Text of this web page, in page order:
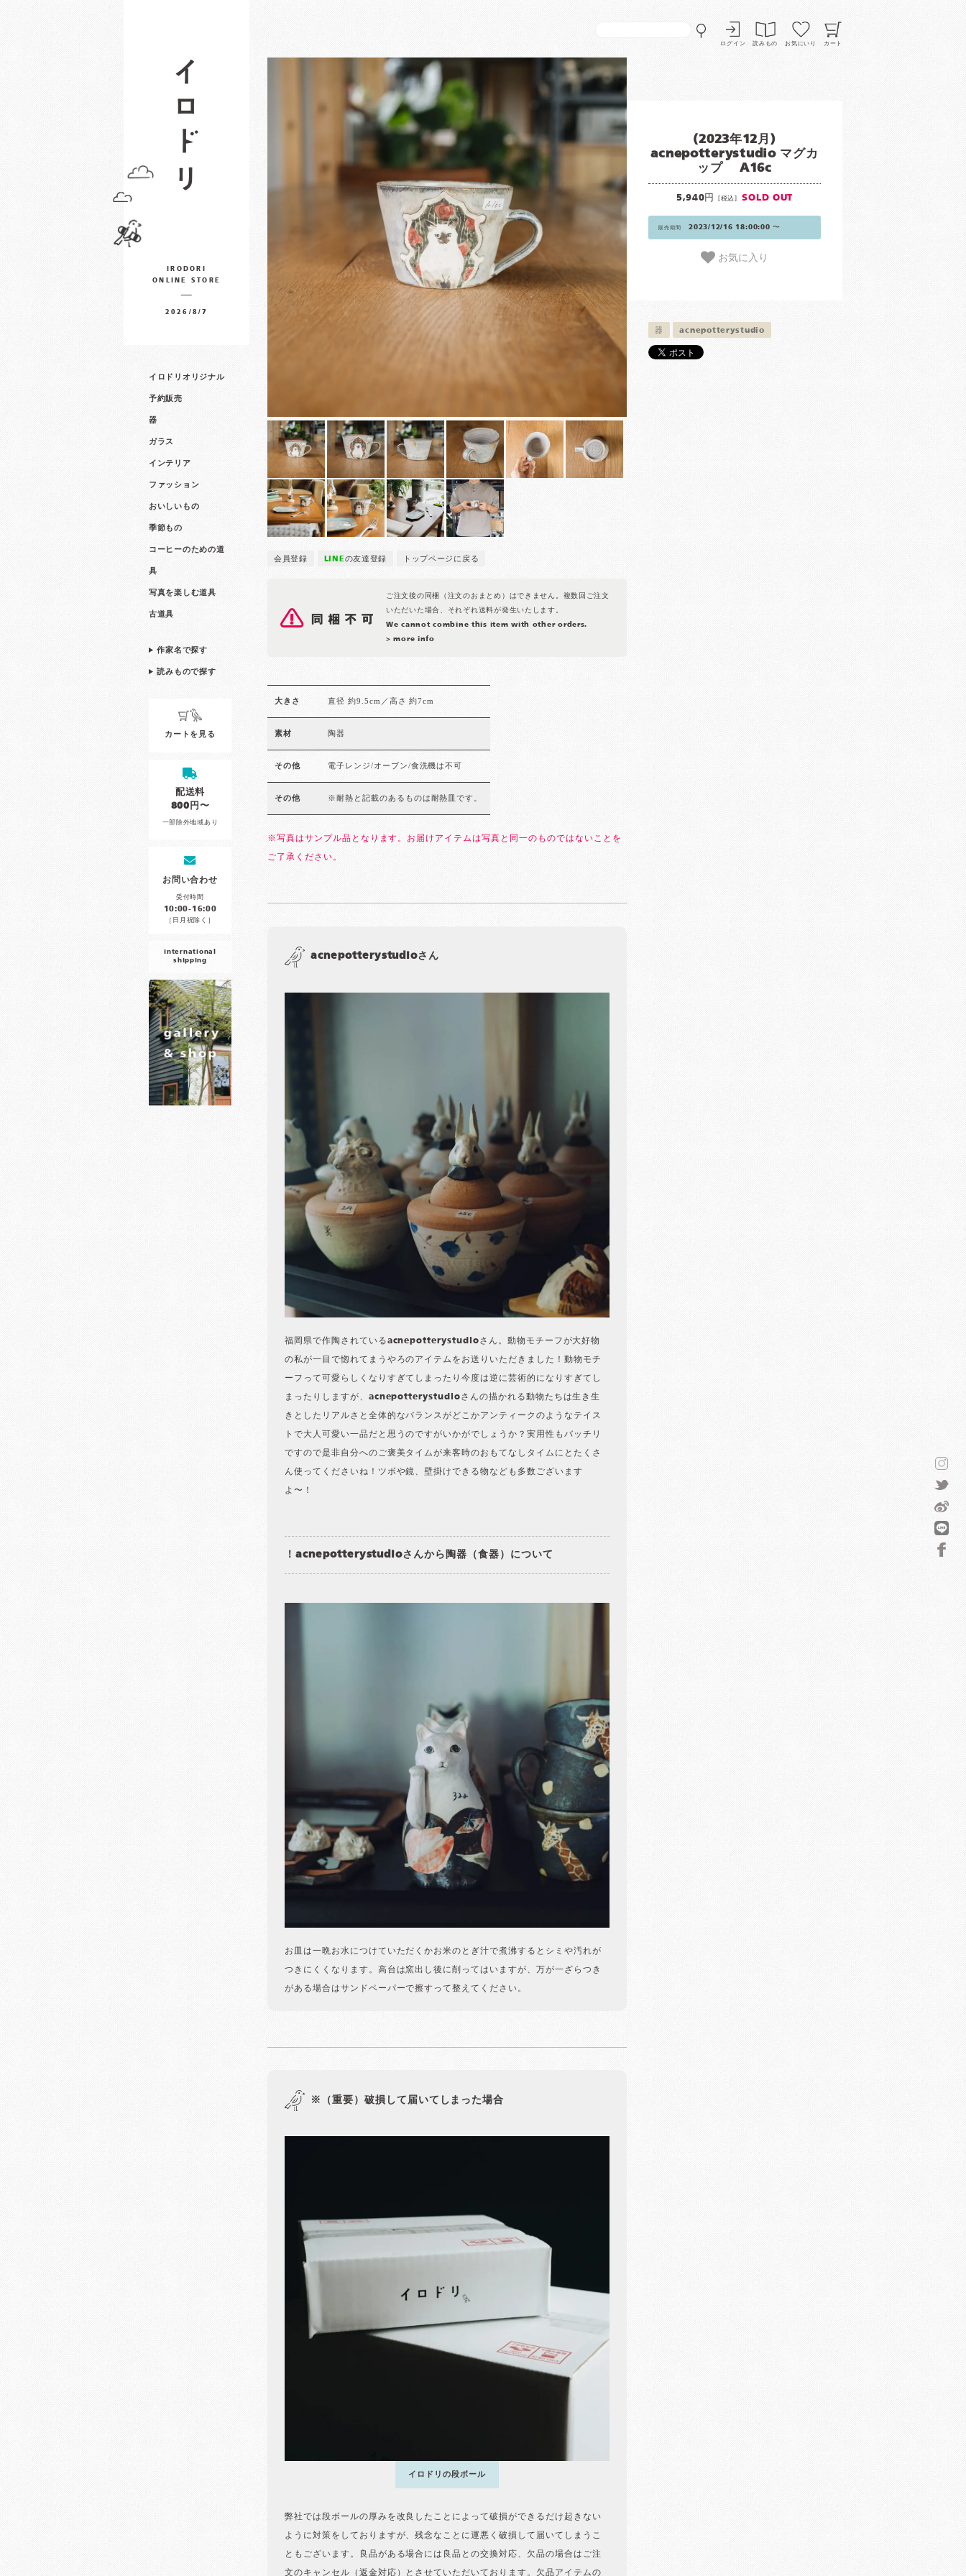
ログイン 読みもの お気にいり カート
IRODORI
ONLINE STORE
2026/8/7
イロドリオリジナル
予約販売
器
ガラス
インテリア
ファッション
おいしいもの
季節もの
コーヒーのための道
具
写真を楽しむ道具
古道具
作家名で探す
読みもので探す
カートを見る
配送料
800円〜
一部除外地域あり
お問い合わせ
受付時間
10:00-16:00
［日月祝除く］
international
shipping
会員登録 LINEの友達登録 トップページに戻る
ご注文後の同梱（注文のおまとめ）はできません。複数回ご注文
いただいた場合、それぞれ送料が発生いたします。
We cannot combine this item with other orders.
> more info
(2023年12月)
acnepotterystudio マグカ
ップ A16c
5,940円 [税込] SOLD OUT
販売期間 2023/12/16 18:00:00 〜
お気に入り
器 acnepotterystudio
大きさ 直径 約9.5cm／高さ 約7cm
素材 陶器
その他 電子レンジ/オーブン/食洗機は不可
その他 ※耐熱と記載のあるものは耐熱皿です。
※写真はサンプル品となります。お届けアイテムは写真と同一のものではないことを
ご了承ください。
acnepotterystudioさん
福岡県で作陶されているacnepotterystudioさん。動物モチーフが大好物
の私が一目で惚れてまうやろのアイテムをお送りいただきました！動物モチ
ーフって可愛らしくなりすぎてしまったり今度は逆に芸術的になりすぎてし
まったりしますが、acnepotterystudioさんの描かれる動物たちは生き生
きとしたリアルさと全体的なバランスがどこかアンティークのようなテイス
トで大人可愛い一品だと思うのですがいかがでしょうか？実用性もバッチリ
ですので是非自分へのご褒美タイムが来客時のおもてなしタイムにとたくさ
ん使ってくださいね！ツボや鏡、壁掛けできる物なども多数ございます
よ〜！
！acnepotterystudioさんから陶器（食器）について
お皿は一晩お水につけていただくかお米のとぎ汁で煮沸するとシミや汚れが
つきにくくなります。高台は窯出し後に削ってはいますが、万が一ざらつき
がある場合はサンドペーパーで擦すって整えてください。
※（重要）破損して届いてしまった場合
イロドリの段ボール
弊社では段ボールの厚みを改良したことによって破損ができるだけ起きない
ように対策をしておりますが、残念なことに運悪く破損して届いてしまうこ
ともございます。良品がある場合には良品との交換対応、欠品の場合はご注
文のキャンセル（返金対応）とさせていただいております。欠品アイテムの